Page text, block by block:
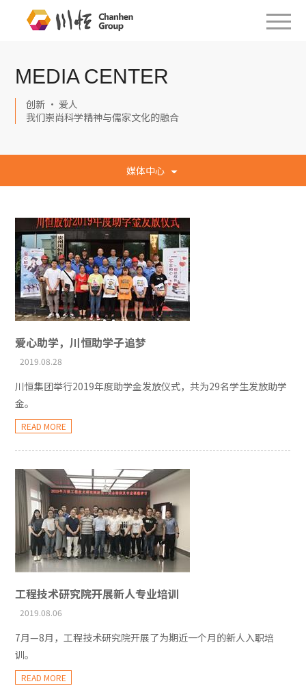
MEDIA CENTER
创新 · 爱人
我们崇尚科学精神与儒家文化的融合
媒体中心
爱心助学，川恒助学子追梦
2019.08.28
川恒集团举行2019年度助学金发放仪式，共为29名学生发放助学
金。
READ MORE
工程技术研究院开展新人专业培训
2019.08.06
7月—8月，工程技术研究院开展了为期近一个月的新人入职培
训。
READ MORE